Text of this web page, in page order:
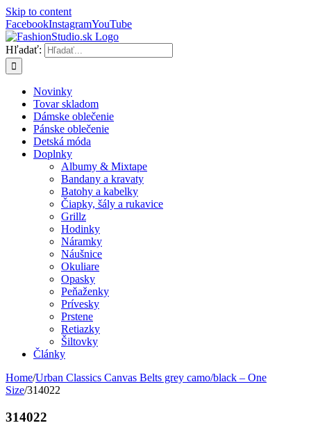
Skip to content
FacebookInstagramYouTube
Hľadať:
Novinky
Tovar skladom
Dámske oblečenie
Pánske oblečenie
Detská móda
Doplnky
Albumy & Mixtape
Bandany a kravaty
Batohy a kabelky
Čiapky, šály a rukavice
Grillz
Hodinky
Náramky
Náušnice
Okuliare
Opasky
Peňaženky
Prívesky
Prstene
Retiazky
Šiltovky
Články
Home/Urban Classics Canvas Belts grey camo/black – One
Size/314022
314022